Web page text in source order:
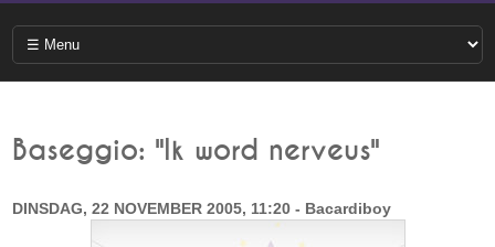
Baseggio: "Ik word nerveus"
DINSDAG, 22 NOVEMBER 2005, 11:20 - Bacardiboy